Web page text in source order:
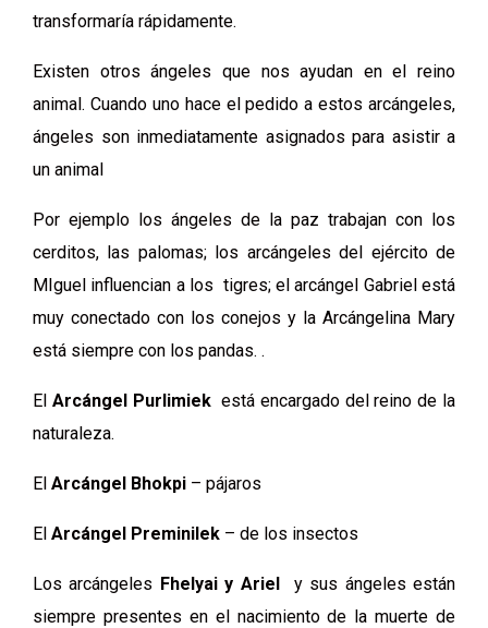
transformaría rápidamente.
Existen otros ángeles que nos ayudan en el reino
animal. Cuando uno hace el pedido a estos arcángeles,
ángeles son inmediatamente asignados para asistir a
un animal
Por ejemplo los ángeles de la paz trabajan con los
cerditos, las palomas; los arcángeles del ejército de
MIguel influencian a los tigres; el arcángel Gabriel está
muy conectado con los conejos y la Arcángelina Mary
está siempre con los pandas. .
El Arcángel Purlimiek está encargado del reino de la
naturaleza.
El Arcángel Bhokpi – pájaros
El Arcángel Preminilek – de los insectos
Los arcángeles Fhelyai y Ariel
y sus ángeles están
siempre presentes en el nacimiento de la muerte de